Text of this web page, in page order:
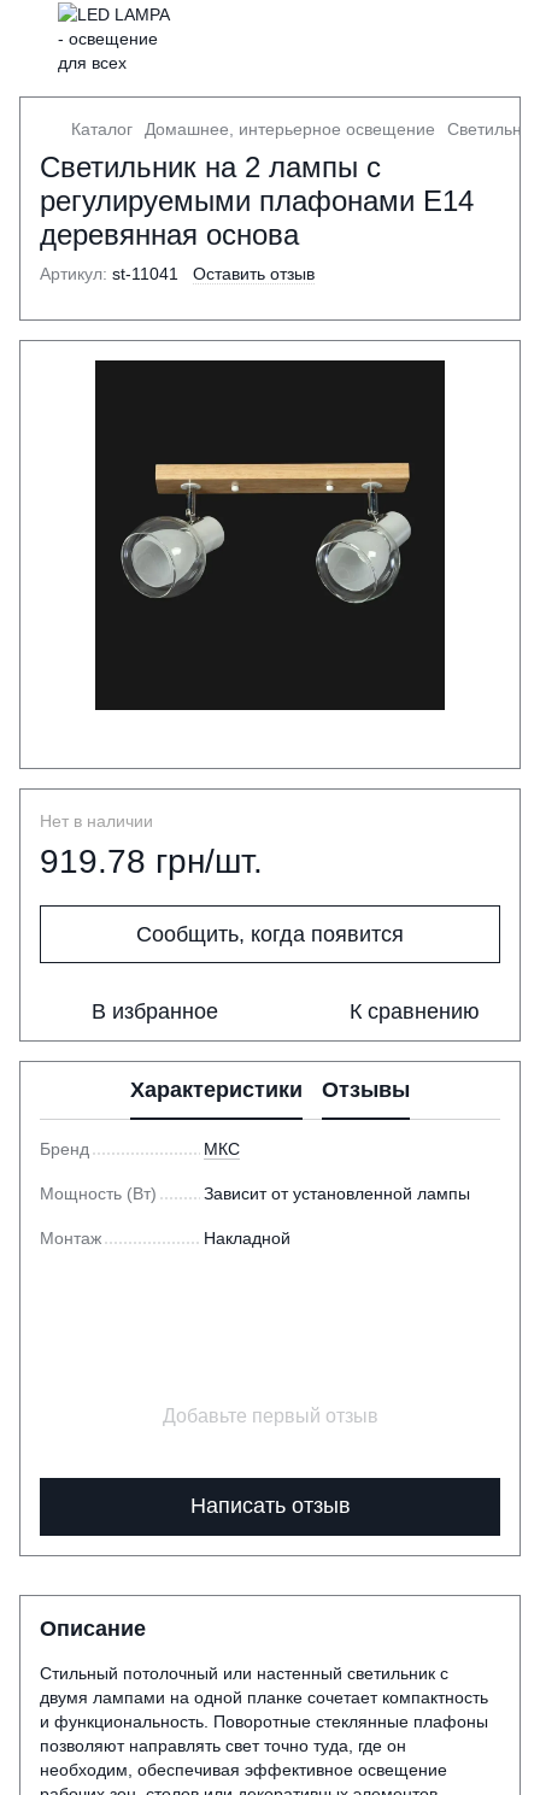
Каталог Домашнее, интерьерное освещение
Светильник на 2 лампы с
регулируемыми плафонами E14
деревянная основа
Артикул: st-11041 Оставить отзыв
Нет в наличии
919.78 грн/шт.
Сообщить, когда появится
В избранное К сравнению
Характеристики Отзывы
Бренд МКС
Мощность (Вт) Зависит от установленной лампы
Монтаж Накладной
Добавьте первый отзыв
Написать отзыв
Описание
Стильный потолочный или настенный светильник с
двумя лампами на одной планке сочетает компактность
и функциональность. Поворотные стеклянные плафоны
позволяют направлять свет точно туда, где он
необходим, обеспечивая эффективное освещение